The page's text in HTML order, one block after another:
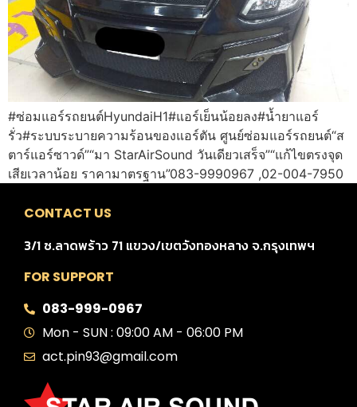
#ซ่อมแอร์รถยนต์HyundaiH1#แอร์เย็นน้อยลง#น้ำยาแอร์
รั่ว#ระบบระบายความร้อนของแอร์ตัน ศูนย์ซ่อมแอร์รถยนต์“ส
ตาร์แอร์ซาวด์”“มา StarAirSound วันเดียวเสร็จ”“แก้ไขตรงจุด
เสียเวลาน้อย ราคามาตรฐาน”083-9990967 ,02-004-7950
CONTACT US
3/1 ซ.ลาดพร้าว 71 แขวง/เขตวังทองหลาง จ.กรุงเทพฯ
FOR SUPPORT
083-999-0967
Mon - SUN : 09:00 AM - 06:00 PM
act.pin93@gmail.com